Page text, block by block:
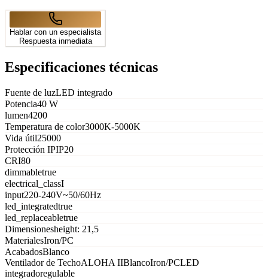
Hablar con un especialista
Respuesta inmediata
Especificaciones técnicas
Fuente de luzLED integrado
Potencia40 W
lumen4200
Temperatura de color3000K-5000K
Vida útil25000
Protección IPIP20
CRI80
dimmabletrue
electrical_classI
input220-240V~50/60Hz
led_integratedtrue
led_replaceabletrue
Dimensionesheight: 21,5
MaterialesIron/PC
AcabadosBlanco
Ventilador de TechoALOHA IIBlancoIron/PCLED
integradoregulable